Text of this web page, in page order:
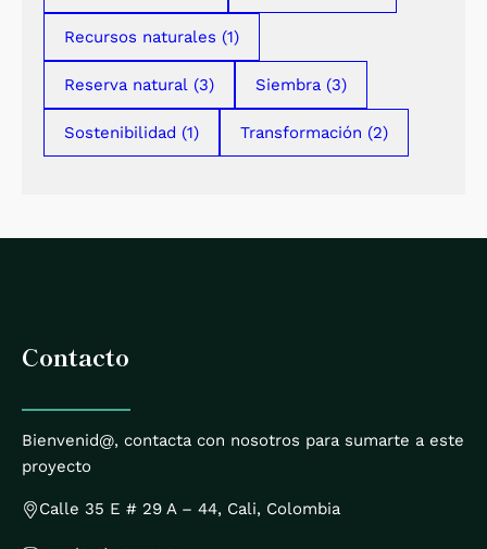
Recursos naturales (1)
Reserva natural (3) Siembra (3)
Sostenibilidad (1) Transformación (2)
Contacto
Bienvenid@, contacta con nosotros para sumarte a este
proyecto
Calle 35 E # 29 A – 44, Cali, Colombia